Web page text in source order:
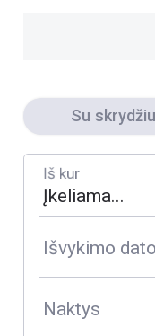
Su skrydžiu
Iš kur
Išvykimo
Naktys